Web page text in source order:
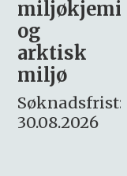
– fast
Søknadsfrist:
16. august.